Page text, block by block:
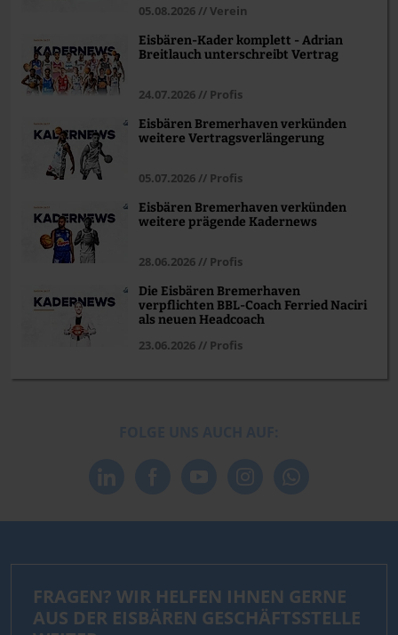
05.08.2026 // Verein
Eisbären-Kader komplett - Adrian
Breitlauch unterschreibt Vertrag
24.07.2026 // Profis
Eisbären Bremerhaven verkünden
weitere Vertragsverlängerung
05.07.2026 // Profis
Eisbären Bremerhaven verkünden
weitere prägende Kadernews
28.06.2026 // Profis
Die Eisbären Bremerhaven
verpflichten BBL-Coach Ferried Naciri
als neuen Headcoach
23.06.2026 // Profis
FRAGEN? WIR HELFEN IHNEN GERNE
AUS DER EISBÄREN GESCHÄFTSSTELLE